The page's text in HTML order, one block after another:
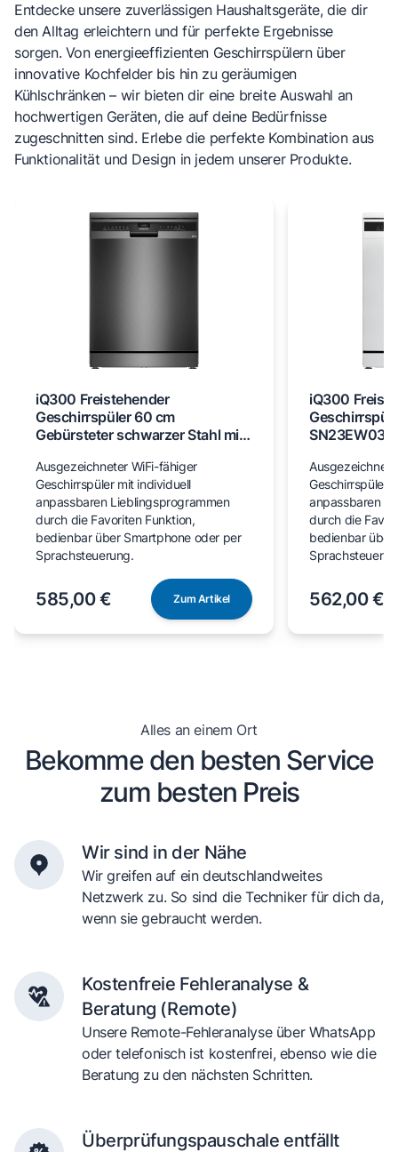
Entdecke unsere zuverlässigen Haushaltsgeräte, die dir
den Alltag erleichtern und für perfekte Ergebnisse
sorgen. Von energieeffizienten Geschirrspülern über
innovative Kochfelder bis hin zu geräumigen
Kühlschränken – wir bieten dir eine breite Auswahl an
hochwertigen Geräten, die auf deine Bedürfnisse
zugeschnitten sind. Erlebe die perfekte Kombination aus
Funktionalität und Design in jedem unserer Produkte.
iQ300 Freistehender
Geschirrspüler 60 cm
Gebürsteter schwarzer Stahl mit
Ausgezeichneter WiFi-fähiger
Geschirrspüler mit individuell
anpassbaren Lieblingsprogrammen
durch die Favoriten Funktion,
bedienbar über Smartphone oder per
Sprachsteuerung.
585,00 € Zum Artikel
iQ300
Geschirrspüler
anpassbaren
durch die
bedienbar über
562,00 €
Alles an einem Ort
Bekomme den besten Service
zum besten Preis
Wir sind in der Nähe
Wir greifen auf ein deutschlandweites
Netzwerk zu. So sind die Techniker für dich da,
wenn sie gebraucht werden.
Kostenfreie Fehleranalyse &
Beratung (Remote)
Unsere Remote-Fehleranalyse über WhatsApp
oder telefonisch ist kostenfrei, ebenso wie die
Beratung zu den nächsten Schritten.
Überprüfungspauschale entfällt